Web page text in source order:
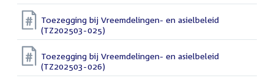
Toezegging bij Vreemdelingen- en asielbeleid
(TZ202503-025)
Toezegging bij Vreemdelingen- en asielbeleid
(TZ202503-026)